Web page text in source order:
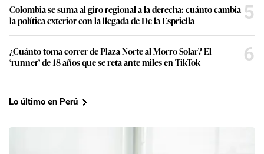
Colombia se suma al giro regional a la derecha: cuánto cambia
la política exterior con la llegada de De la Espriella
5
¿Cuánto toma correr de Plaza Norte al Morro Solar? El
‘runner’ de 18 años que se reta ante miles en TikTok
6
Lo último en Perú